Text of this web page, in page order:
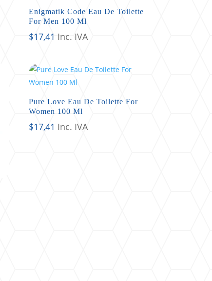
Enigmatik Code Eau De Toilette
For Men 100 Ml
$17,41 Inc. IVA
Pure Love Eau De Toilette For
Women 100 Ml
$17,41 Inc. IVA